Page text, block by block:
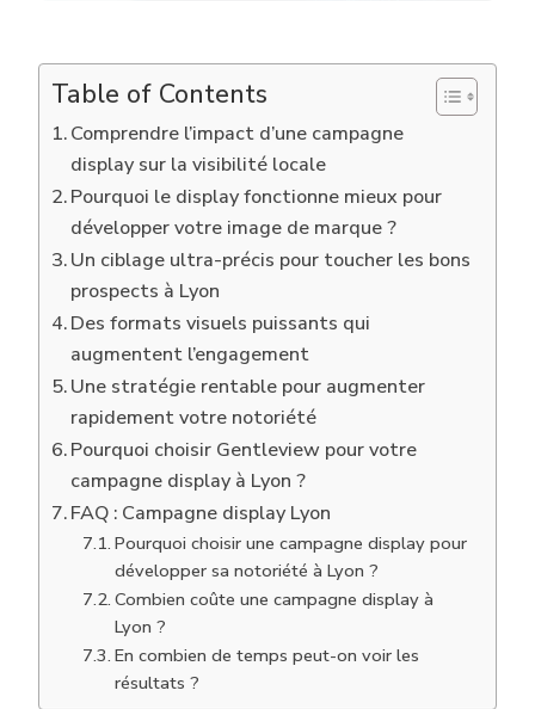
Table of Contents
Comprendre l’impact d’une campagne
display sur la visibilité locale
Pourquoi le display fonctionne mieux pour
développer votre image de marque ?
Un ciblage ultra-précis pour toucher les bons
prospects à Lyon
Des formats visuels puissants qui
augmentent l’engagement
Une stratégie rentable pour augmenter
rapidement votre notoriété
Pourquoi choisir Gentleview pour votre
campagne display à Lyon ?
FAQ : Campagne display Lyon
Pourquoi choisir une campagne display pour
développer sa notoriété à Lyon ?
Combien coûte une campagne display à
Lyon ?
En combien de temps peut-on voir les
résultats ?